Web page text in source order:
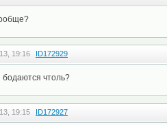
19:16 ID172929
бодаются чтоль?
19:15 ID172927